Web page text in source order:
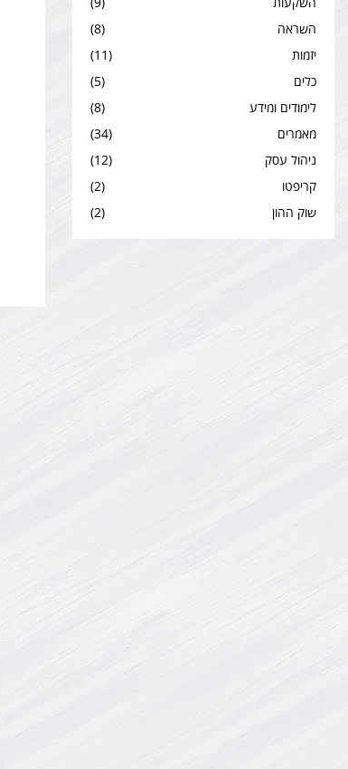
השראה
(8)
יזמות
(11)
כלים
(5)
לימודים ומידע
(8)
מאמרים
(34)
ניהול עסק
(12)
קריפטו
(2)
שוק ההון
(2)